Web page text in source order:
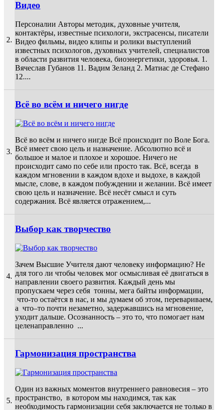
2.
Видео
Персоналии Авторы методик, духовные учителя,
контактёры, известные психологи, экстрасенсы, писатели
Видео фильмы, видео клипы и ролики выступлений
известных психологов, духовных учителей, специалистов
в области развития человека, биоэнергетики, здоровья. 1.
Вячеслав Губанов 11. Вадим Зеланд 2. Матиас де Стефано
12....
3.
Всё во всём и ничего нигде
Всё во всём и ничего нигде Всё происходит по Воле Бога.
Всё имеет свою цель и назначение. Абсолютно всё и
большое и малое и плохое и хорошое. Ничего не
происходит само по себе или просто так. Всё, всегда в
каждом мгновении в каждом вдохе и выдохе, в каждой
мысле, слове, в каждом побуждении и желании. Всё имеет
свою цель и назначение. Всё несёт смысл и суть
содержания. Всё является отражением,...
4.
Выбор как творчество
Зачем Высшие Учителя дают человеку информацию? Не
для того ли чтобы человек мог осмысливая её двигаться в
направлении своего развития. Каждый день мы
пропускаем через себя тонны, мега байты информации,
что-то остаётся в нас, и мы думаем об этом, перевариваем,
а что–то почти незаметно, задержавшись на мгновение,
уходит дальше. Осознанность – это то, что помогает нам
целенаправленно ...
5.
Гармонизация пространства
Один из важных моментов внутреннего равновесия – это
пространство, в котором мы находимся, так как
необходимость гармонизации себя заключается не только в